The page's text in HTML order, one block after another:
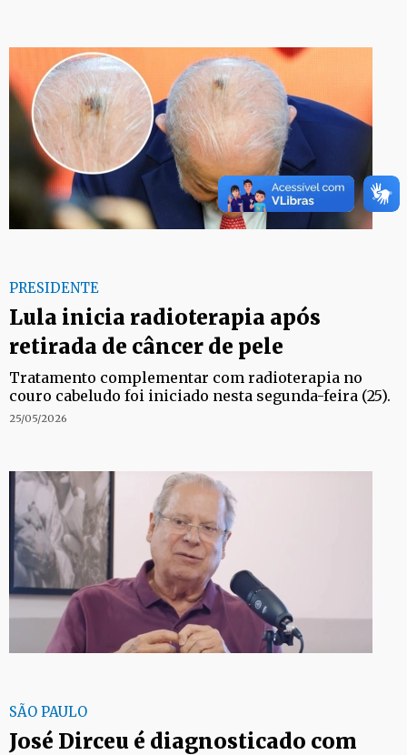
PRESIDENTE
Lula inicia radioterapia após
retirada de câncer de pele
Tratamento complementar com radioterapia no
couro cabeludo foi iniciado nesta segunda-feira (25).
25/05/2026
SÃO PAULO
José Dirceu é diagnosticado com